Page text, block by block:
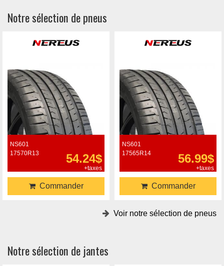
Notre sélection de pneus
NS601
17570R13
54.24$
+taxes
Commander
NS601
17565R14
56.99$
+taxes
Commander
Voir notre sélection de pneus
Notre sélection de jantes